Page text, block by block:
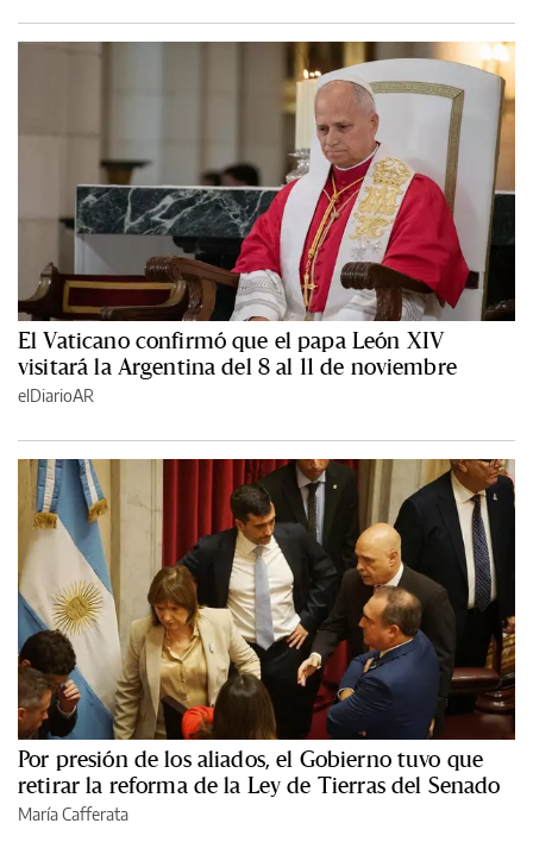
El Vaticano confirmó que el papa León XIV
visitará la Argentina del 8 al 11 de noviembre
elDiarioAR
Por presión de los aliados, el Gobierno tuvo que
retirar la reforma de la Ley de Tierras del Senado
María Cafferata